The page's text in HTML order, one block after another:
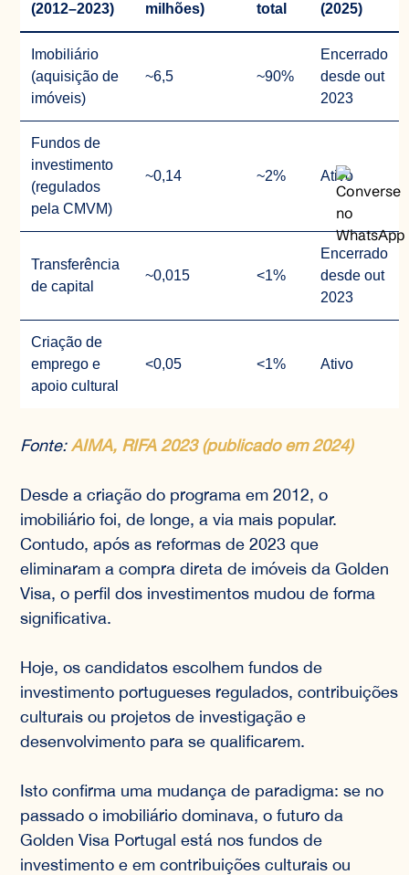
(2012–2023)
milhões)
total
(2025)
Imobiliário
(aquisição de
imóveis)
~6,5 ~90%
Encerrado
desde out
2023
Fundos de
investimento
(regulados
pela CMVM)
~0,14 ~2% Ativo
Transferência
de capital
~0,015 <1%
Encerrado
desde out
2023
Criação de
emprego e
apoio cultural
<0,05 <1% Ativo
Fonte:AIMA, RIFA 2023 (publicado em 2024)
Desde a criação do programa em 2012, o
imobiliário foi, de longe, a via mais popular.
Contudo, após as reformas de 2023 que
eliminaram a compra direta de imóveis da Golden
Visa, o perfil dos investimentos mudou de forma
significativa.
Hoje, os candidatos escolhem fundos de
investimento portugueses regulados, contribuições
culturais ou projetos de investigação e
desenvolvimento para se qualificarem.
Isto confirma uma mudança de paradigma: se no
passado o imobiliário dominava, o futuro da
Golden Visa Portugal está nos fundos de
investimento e em contribuições culturais ou